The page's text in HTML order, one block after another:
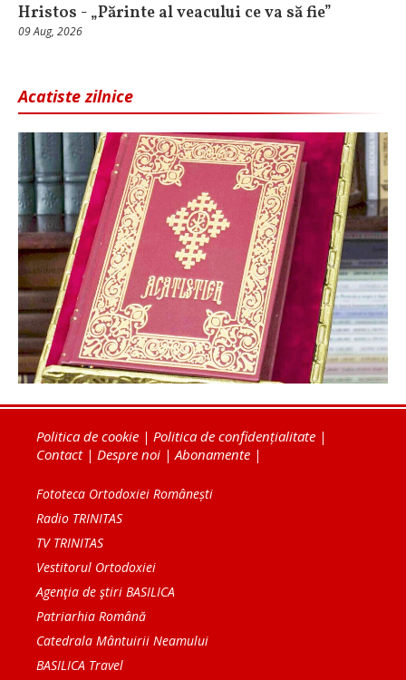
Hristos - „Părinte al veacului ce va să fie”
09 Aug, 2026
Acatiste zilnice
Politica de cookie | Politica de confidențialitate |
Contact| Despre noi | Abonamente |
Fototeca Ortodoxiei Românești
Radio TRINITAS
TV TRINITAS
Vestitorul Ortodoxiei
Agenţia de ştiri BASILICA
Patriarhia Română
Catedrala Mântuirii Neamului
BASILICA Travel